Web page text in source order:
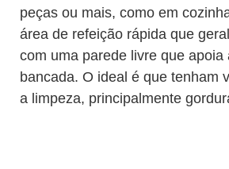
peças ou mais, como em
área de refeição rápida que
com uma parede livre que apoia
bancada. O ideal é que tenham
a limpeza, principalmente